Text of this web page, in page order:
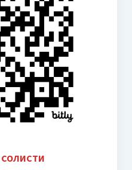
Classroom
СОЛИСТИ